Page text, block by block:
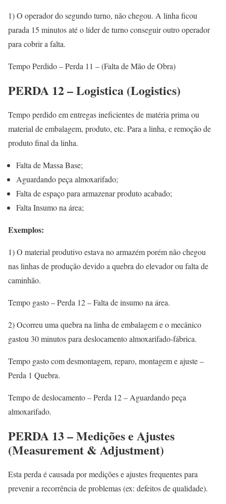
1) O operador do segundo turno, não chegou. A linha ficou
parada 15 minutos até o líder de turno conseguir outro operador
para cobrir a falta.
Tempo Perdido – Perda 11 – (Falta de Mão de Obra)
PERDA 12 – Logistica (Logistics)
Tempo perdido em entregas ineficientes de matéria prima ou
material de embalagem, produto, etc. Para a linha, e remoção de
produto final da linha.
Falta de Massa Base;
Aguardando peça almoxarifado;
Falta de espaço para armazenar produto acabado;
Falta Insumo na área;
Exemplos:
1) O material produtivo estava no armazém porém não chegou
nas linhas de produção devido a quebra do elevador ou falta de
caminhão.
Tempo gasto – Perda 12 – Falta de insumo na área.
2) Ocorreu uma quebra na linha de embalagem e o mecânico
gastou 30 minutos para deslocamento almoxarifado-fábrica.
Tempo gasto com desmontagem, reparo, montagem e ajuste –
Perda 1 Quebra.
Tempo de deslocamento – Perda 12 – Aguardando peça
almoxarifado.
PERDA 13 – Medições e Ajustes
(Measurement & Adjustment)
Esta perda é causada por medições e ajustes frequentes para
prevenir a recorrência de problemas (ex: defeitos de qualidade).